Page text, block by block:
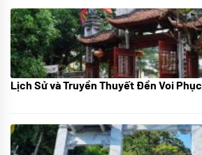
07/07/2024
Lịch Sử và Truyền Thuyết Đền Voi Phục